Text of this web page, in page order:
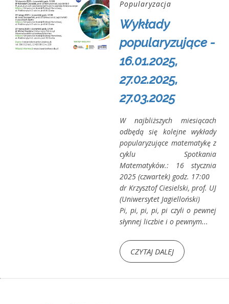
Popularyzacja
Wykłady
popularyzujące -
16.01.2025,
27.02.2025,
27.03.2025
W najbliższych miesiącach
odbędą się kolejne wykłady
popularyzujące matematykę z
cyklu Spotkania
Matematyków.: 16 stycznia
2025 (czwartek) godz. 17:00
dr Krzysztof Ciesielski, prof. UJ
(Uniwersytet Jagielloński)
Pi, pi, pi, pi, pi czyli o pewnej
słynnej liczbie i o pewnym...
CZYTAJ DALEJ